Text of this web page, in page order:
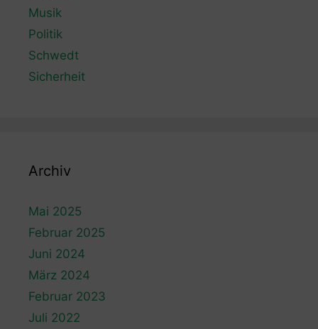
Musik
Politik
Schwedt
Sicherheit
Archiv
Mai 2025
Februar 2025
Juni 2024
März 2024
Februar 2023
Juli 2022